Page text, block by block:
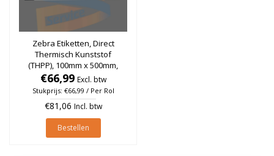
Zebra Etiketten, Direct
Thermisch Kunststof
(THPP), 100mm x 500mm,
Permanent, Kern 25mm, rol
à 121 stuks
€66,99 Excl. btw
Stukprijs: €66,99 / Per Rol
€81,06 Incl. btw
Bestellen